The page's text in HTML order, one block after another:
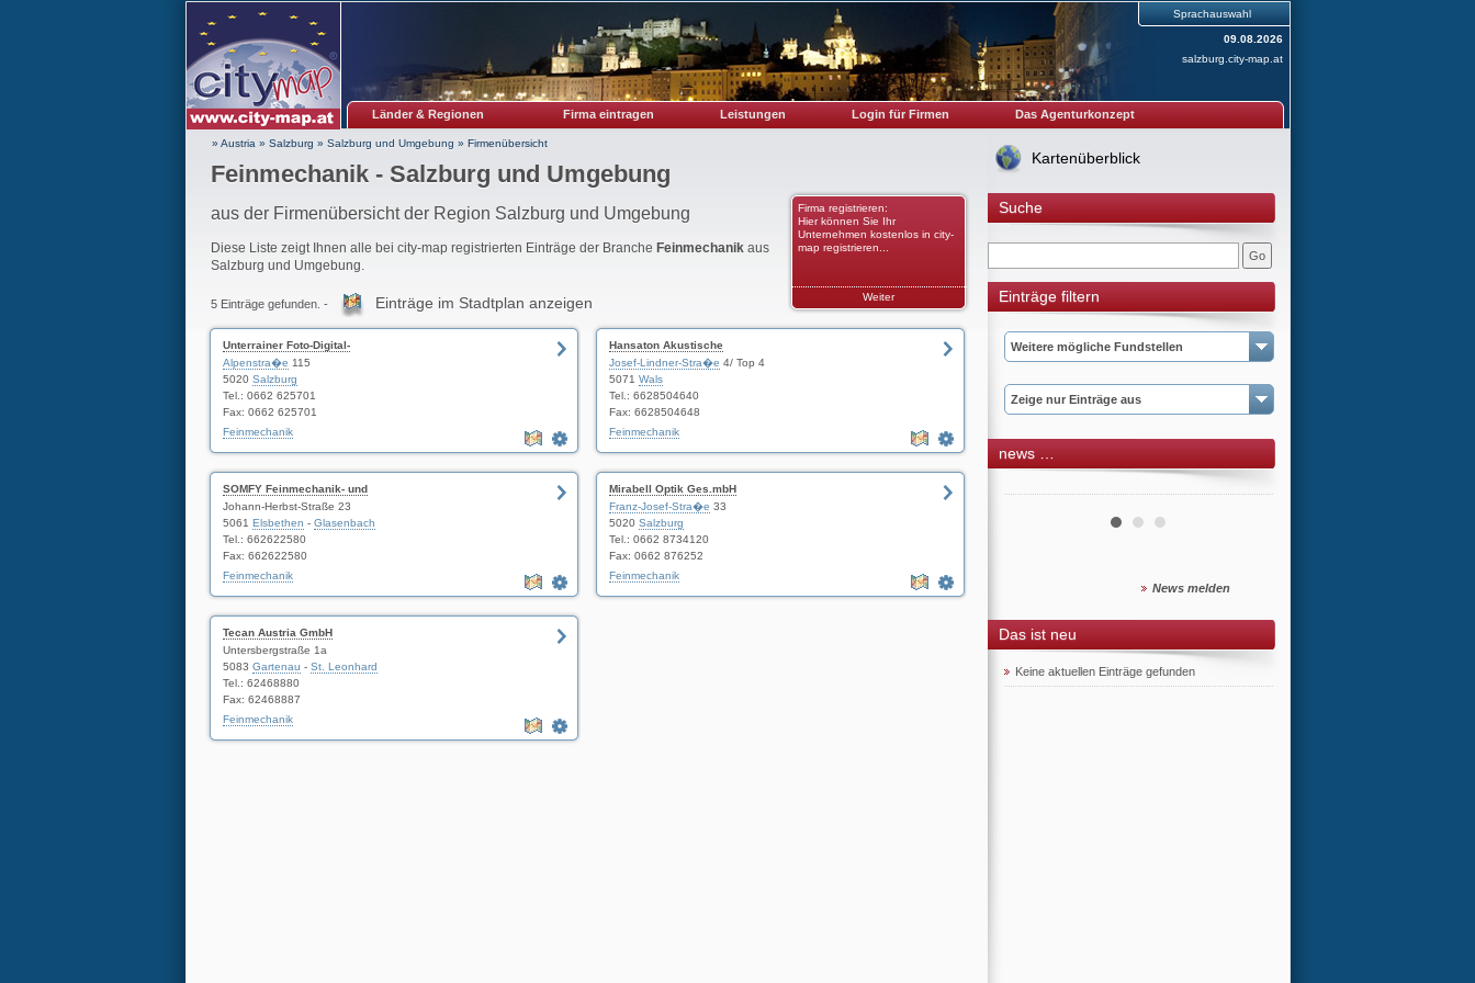
Sprachauswahl
09.08.2026
salzburg.city-map.at
Länder & Regionen Firma eintragen Leistungen Login für Firmen Das Agenturkonzept
» Austria » Salzburg » Salzburg und Umgebung » Firmenübersicht
Feinmechanik - Salzburg und Umgebung
aus der Firmenübersicht der Region Salzburg und Umgebung
Firma registrieren:
Hier können Sie Ihr
Unternehmen kostenlos in city-
map registrieren...
Weiter
Diese Liste zeigt Ihnen alle bei city-map registrierten Einträge der Branche Feinmechanikaus
Salzburg und Umgebung.
5 Einträge gefunden. - Einträge im Stadtplan anzeigen
Unterrainer Foto-Digital-
Alpenstra�e 115
5020 Salzburg
Tel.: 0662 625701
Fax: 0662 625701
Feinmechanik
Hansaton Akustische
Josef-Lindner-Stra�e 4/ Top 4
5071 Wals
Tel.: 6628504640
Fax: 6628504648
Feinmechanik
SOMFY Feinmechanik- und
Johann-Herbst-Straße 23
5061 Elsbethen - Glasenbach
Tel.: 662622580
Fax: 662622580
Feinmechanik
Mirabell Optik Ges.mbH
Franz-Josef-Stra�e 33
5020 Salzburg
Tel.: 0662 8734120
Fax: 0662 876252
Feinmechanik
Tecan Austria GmbH
Untersbergstraße 1a
5083 Gartenau - St. Leonhard
Tel.: 62468880
Fax: 62468887
Feinmechanik
Kartenüberblick
Suche
Einträge filtern
Weitere mögliche Fundstellen
Zeige nur Einträge aus
news …
News melden
Das ist neu
Keine aktuellen Einträge gefunden